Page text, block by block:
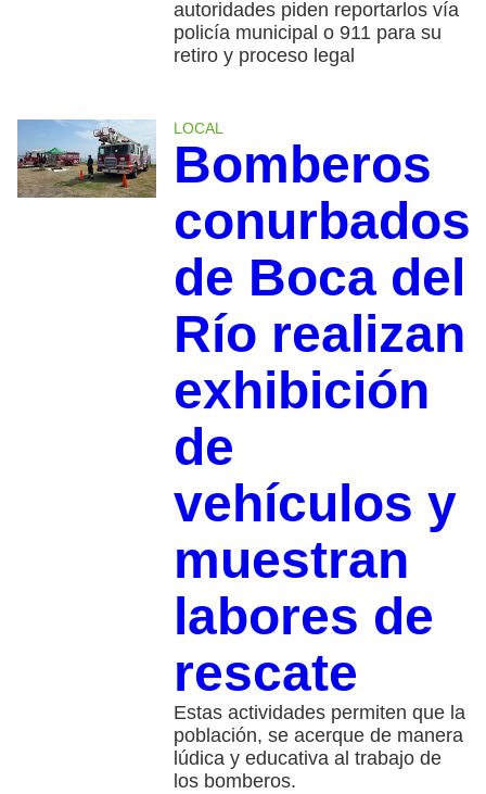
autoridades piden reportarlos vía
policía municipal o 911 para su
retiro y proceso legal
LOCAL
Bomberos
conurbados
de Boca del
Río realizan
exhibición
de
vehículos y
muestran
labores de
rescate
Estas actividades permiten que la
población, se acerque de manera
lúdica y educativa al trabajo de
los bomberos.